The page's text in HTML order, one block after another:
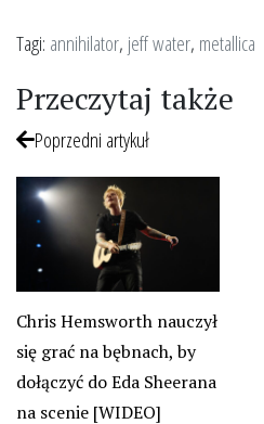
Tagi: annihilator, jeff water, metallica
Przeczytaj także
Poprzedni artykuł
Chris Hemsworth nauczył
się grać na bębnach, by
dołączyć do Eda Sheerana
na scenie [WIDEO]